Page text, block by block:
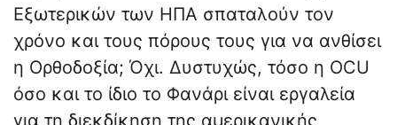
Εξωτερικών των ΗΠΑ σπαταλούν τον
χρόνο και τους πόρους τους για να ανθίσει
η Ορθοδοξία; Όχι. Δυστυχώς, τόσο η OCU
όσο και το ίδιο το Φανάρι είναι εργαλεία